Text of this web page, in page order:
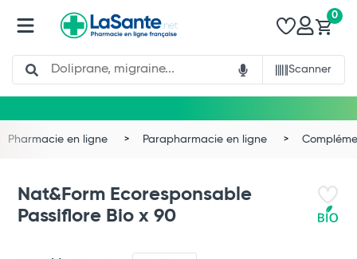
Search
Scanner
0
Pharmacie en ligne Parapharmacie en ligne
Nat&Form Ecoresponsable
Passiflore Bio x 90